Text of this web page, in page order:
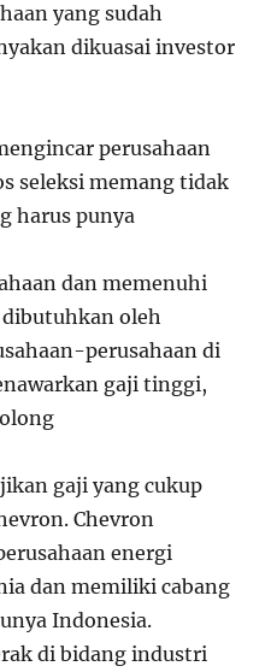
yang sudah
dikuasai investor
perusahaan
seleksi memang tidak
harus punya
dan memenuhi
oleh
perusahaan di
gaji tinggi,
gaji yang cukup
Chevron
energi
dan memiliki cabang
Indonesia.
di bidang industri